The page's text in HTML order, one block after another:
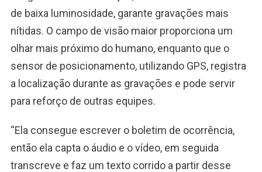
de baixa luminosidade, garante gravações mais
nítidas. O campo de visão maior proporciona um
olhar mais próximo do humano, enquanto que o
sensor de posicionamento, utilizando GPS, registra
a localização durante as gravações e pode servir
para reforço de outras equipes.
“Ela consegue escrever o boletim de ocorrência,
então ela capta o áudio e o vídeo, em seguida
transcreve e faz um texto corrido a partir desse